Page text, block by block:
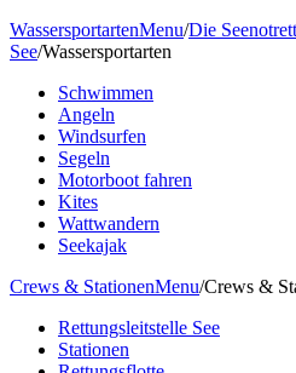
WassersportartenMenu/Die
See/Wassersportarten
Schwimmen
Angeln
Windsurfen
Segeln
Motorboot fahren
Kites
Wattwandern
Seekajak
Crews & StationenMenu/Crews &
Rettungsleitstelle See
Stationen